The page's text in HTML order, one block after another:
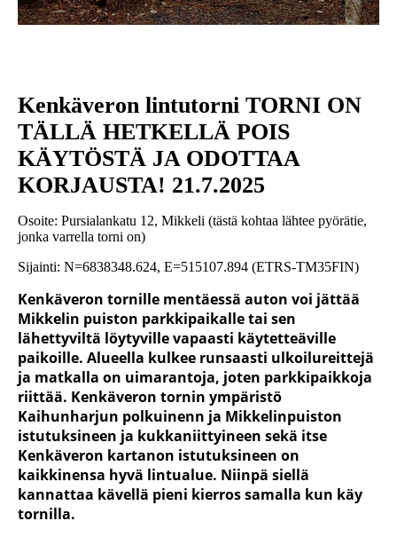
Kenkäveron lintutorni TORNI ON
TÄLLÄ HETKELLÄ POIS
KÄYTÖSTÄ JA ODOTTAA
KORJAUSTA! 21.7.2025
Osoite: Pursialankatu 12, Mikkeli (tästä kohtaa lähtee pyörätie,
jonka varrella torni on)
Sijainti: N=6838348.624, E=515107.894 (ETRS-TM35FIN)
Kenkäveron tornille mentäessä auton voi jättää
Mikkelin puiston parkkipaikalle tai sen
lähettyviltä löytyville vapaasti käytetteäville
paikoille. Alueella kulkee runsaasti ulkoilureittejä
ja matkalla on uimarantoja, joten parkkipaikkoja
riittää. Kenkäveron tornin ympäristö
Kaihunharjun polkuinenn ja Mikkelinpuiston
istutuksineen ja kukkaniittyineen sekä itse
Kenkäveron kartanon istutuksineen on
kaikkinensa hyvä lintualue. Niinpä siellä
kannattaa kävellä pieni kierros samalla kun käy
tornilla.